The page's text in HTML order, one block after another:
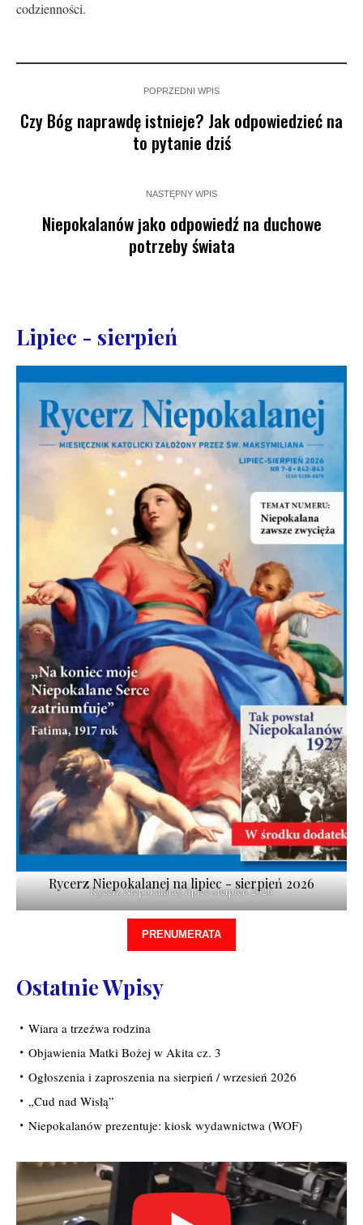
codzienności.
POPRZEDNI WPIS
Czy Bóg naprawdę istnieje? Jak odpowiedzieć na
to pytanie dziś
NASTĘPNY WPIS
Niepokalanów jako odpowiedź na duchowe
potrzeby świata
Lipiec - sierpień
Rycerz Niepokalanej lipiec-sierpień 2026
Rycerz Niepokalanej na lipiec - sierpień 2026
PRENUMERATA
Ostatnie Wpisy
Wiara a trzeźwa rodzina
Objawienia Matki Bożej w Akita cz. 3
Ogłoszenia i zaproszenia na sierpień / wrzesień 2026
„Cud nad Wisłą”
Niepokalanów prezentuje: kiosk wydawnictwa (WOF)